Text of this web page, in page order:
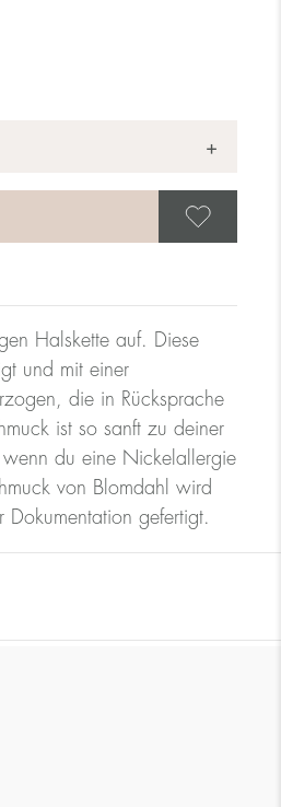
+
Halskette auf. Diese
und mit einer
die in Rücksprache
ist so sanft zu deiner
wenn du eine Nickelallergie
von Blomdahl wird
Dokumentation gefertigt.